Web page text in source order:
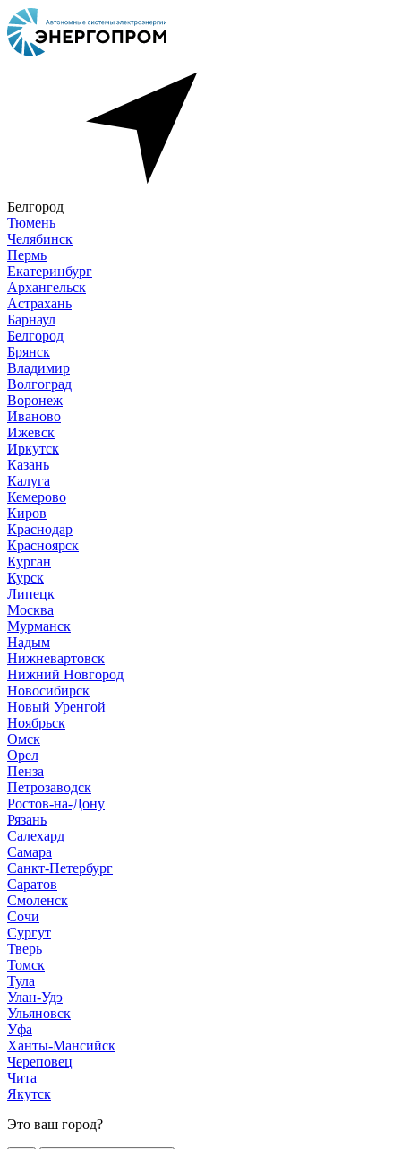
Белгород
Тюмень
Челябинск
Пермь
Екатеринбург
Архангельск
Астрахань
Барнаул
Белгород
Брянск
Владимир
Волгоград
Воронеж
Иваново
Ижевск
Иркутск
Казань
Калуга
Кемерово
Киров
Краснодар
Красноярск
Курган
Курск
Липецк
Москва
Мурманск
Надым
Нижневартовск
Нижний Новгород
Новосибирск
Новый Уренгой
Ноябрьск
Омск
Орел
Пенза
Петрозаводск
Ростов-на-Дону
Рязань
Салехард
Самара
Санкт-Петербург
Саратов
Смоленск
Сочи
Сургут
Тверь
Томск
Тула
Улан-Удэ
Ульяновск
Уфа
Ханты-Мансийск
Череповец
Чита
Якутск
Это ваш город?